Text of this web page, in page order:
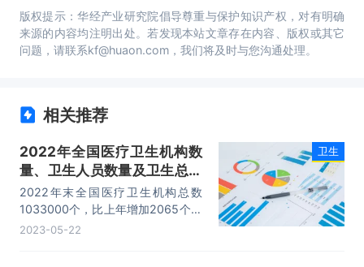
版权提示：华经产业研究院倡导尊重与保护知识产权，对有明确
来源的内容均注明出处。若发现本站文章存在内容、版权或其它
问题，请联系kf@huaon.com，我们将及时与您沟通处理。
相关推荐
2022年全国医疗卫生机构数
量、卫生人员数量及卫生总费
用统计分析
2022年末全国医疗卫生机构总数
1033000个，比上年增加2065个。
其中：医院37000个，与上年相比
2023-05-22
卫生